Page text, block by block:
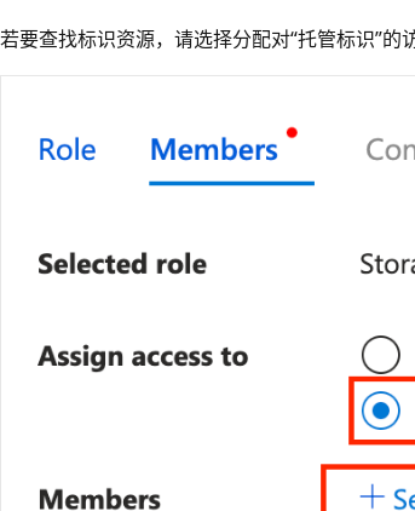
若要查找标识资源，请选择分配对“托管标识”的